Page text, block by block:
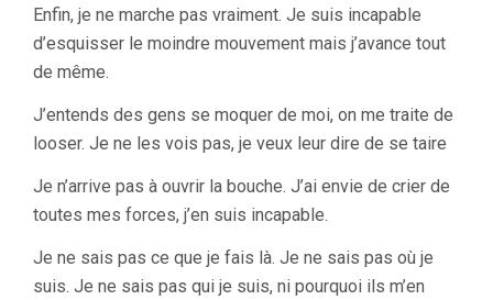
Enfin, je ne marche pas vraiment. Je suis incapable
d’esquisser le moindre mouvement mais j’avance tout
de même.
J’entends des gens se moquer de moi, on me traite de
looser. Je ne les vois pas, je veux leur dire de se taire
Je n’arrive pas à ouvrir la bouche. J’ai envie de crier de
toutes mes forces, j’en suis incapable.
Je ne sais pas ce que je fais là. Je ne sais pas où je
suis. Je ne sais pas qui je suis, ni pourquoi ils m’en